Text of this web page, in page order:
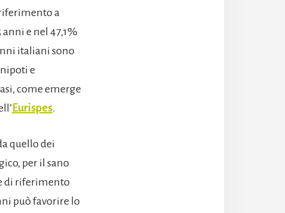
a
e nel 47,1%
italiani sono
e
come emerge
Eurispes.
quello dei
per il sano
di riferimento
può favorire lo